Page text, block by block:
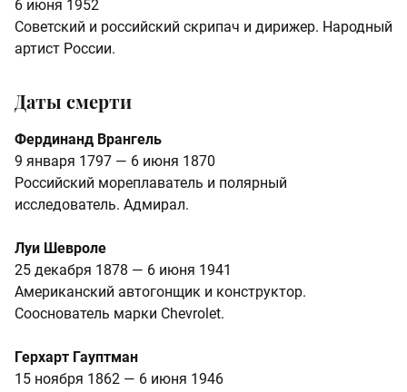
6 июня 1952
Советский и российский скрипач и дирижер. Народный
артист России.
Даты смерти
Фердинанд Врангель
9 января 1797 — 6 июня 1870
Российский мореплаватель и полярный
исследователь. Адмирал.
Луи Шевроле
25 декабря 1878 — 6 июня 1941
Американский автогонщик и конструктор.
Сооснователь марки Chevrolet.
Герхарт Гауптман
15 ноября 1862 — 6 июня 1946